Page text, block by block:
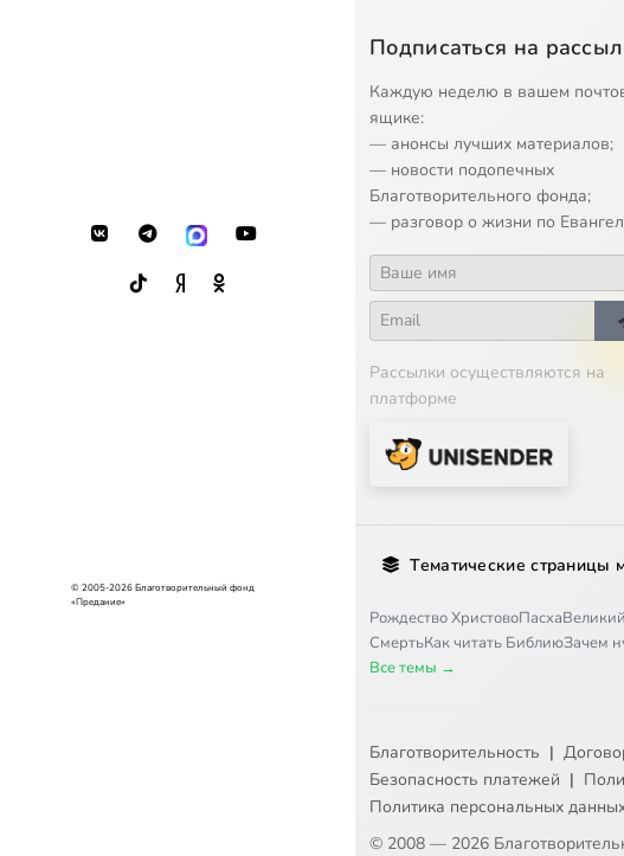
© 2005-2026 Благотворительный фонд
«Предание»
Подписаться на
Каждую неделю в вашем
ящике:
— анонсы лучших материалов;
— новости подопечных
Благотворительного фонда;
— разговор о жизни по
Рассылки осуществляются на
платформе
Тематические страницы
Рождество ХристовоПасха
СмертьКак читать БиблиюЗачем
Все темы →
Благотворительность |
Безопасность платежей |
Политика персональных
© 2008 — 2026